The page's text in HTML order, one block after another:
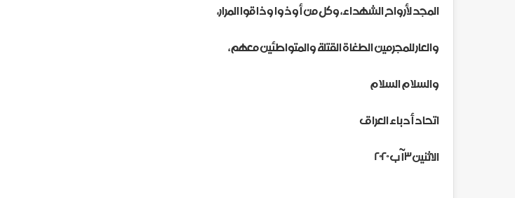
المجد لأرواح الشهداء، وكل من أوذوا وذاقوا المرار،
والعار للمجرمين الطغاة القتلة والمتواطئين معهم،
والسلام السلام
اتحاد أدباء العراق
الاثنين ٣ آب ٢٠٢٠